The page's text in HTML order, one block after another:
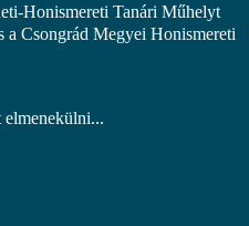
Honismereti Tanári Műhelyt
a Csongrád Megyei Honismereti
elmenekülni...